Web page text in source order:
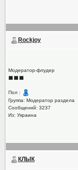
Rockjoy
Модератор-флудер
Пол :
Группа: Модератор раздела
Сообщений: 3237
Из: Украина
КЛЫК